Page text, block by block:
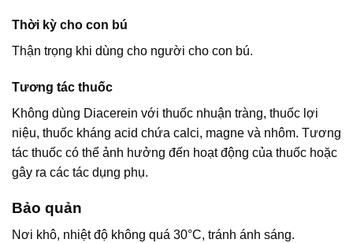
Thời kỳ cho con bú
Thận trọng khi dùng cho người cho con bú.
Tương tác thuốc
Không dùng Diacerein với thuốc nhuận tràng, thuốc lợi
niệu, thuốc kháng acid chứa calci, magne và nhôm. Tương
tác thuốc có thể ảnh hưởng đến hoạt động của thuốc hoặc
gây ra các tác dụng phụ.
Bảo quản
Nơi khô, nhiệt độ không quá 30°C, tránh ánh sáng.